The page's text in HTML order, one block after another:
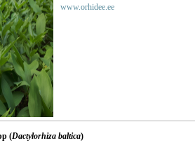
www.orhidee.ee
(Dactylorhiza baltica)